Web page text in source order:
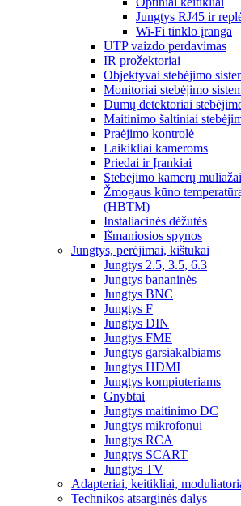
Jungtys RJ45 ir
Wi-Fi tinklo įranga
UTP vaizdo perdavimas
IR prožektoriai
Objektyvai stebėjimo
Monitoriai stebėjimo
Dūmų detektoriai
Maitinimo šaltiniai
Praėjimo kontrolė
Laikikliai kameroms
Priedai ir Įrankiai
Stebėjimo kamerų muliažai
Žmogaus kūno
(HBTM)
Instaliacinės dėžutės
Išmaniosios spynos
Jungtys, perėjimai, kištukai
Jungtys 2.5, 3.5, 6.3
Jungtys bananinės
Jungtys BNC
Jungtys F
Jungtys DIN
Jungtys FME
Jungtys garsiakalbiams
Jungtys HDMI
Jungtys kompiuteriams
Gnybtai
Jungtys maitinimo DC
Jungtys mikrofonui
Jungtys RCA
Jungtys SCART
Jungtys TV
Adapteriai, keitikliai,
Technikos atsarginės dalys